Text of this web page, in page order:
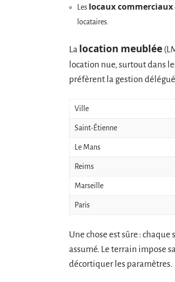
Les locaux commerciaux
locataires.
La location meublée
location nue, surtout dans
préfèrent la gestion
Ville
Saint-Étienne
Le Mans
Reims
Marseille
Paris
Une chose est sûre :
assumé. Le terrain impose
décortiquer les paramètres.